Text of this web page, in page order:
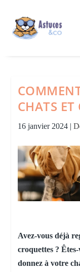
CHATS ET
16 janvier 2024|
Avez-vous déjà
croquettes ?
donnez à votre